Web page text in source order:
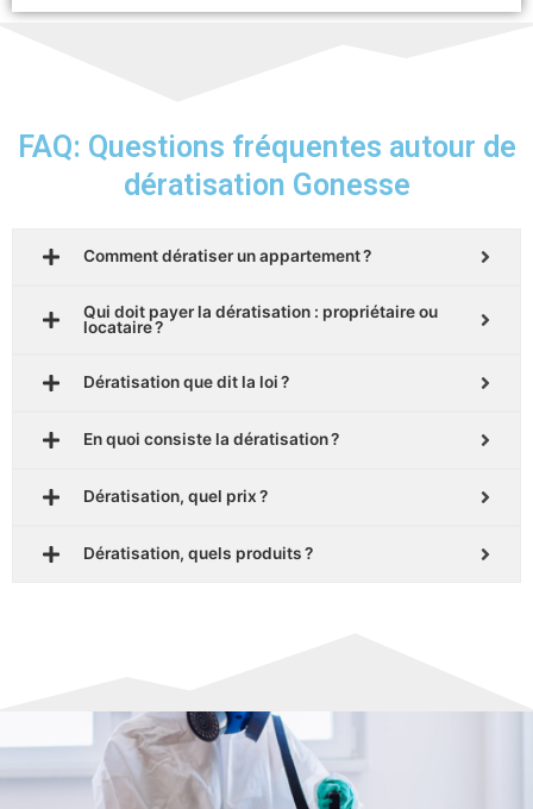
FAQ: Questions fréquentes autour de
dératisation Gonesse
Comment dératiser un appartement ?
Qui doit payer la dératisation : propriétaire ou
locataire ?
Dératisation que dit la loi ?
En quoi consiste la dératisation ?
Dératisation, quel prix ?
Dératisation, quels produits ?